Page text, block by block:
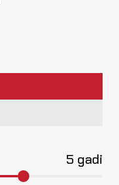
5 gadi